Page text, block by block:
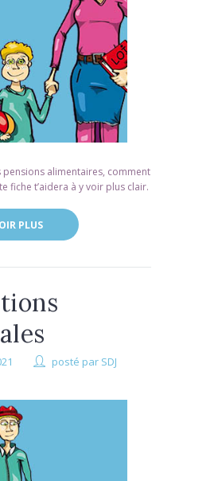
pensions alimentaires, comment
fiche t’aidera à y voir plus clair.
PLUS
posté par SDJ